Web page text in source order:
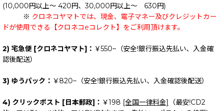
(10,000円以上～ 420円、30,000円以上～ 630円)
※ クロネコヤマトでは、現金、電子マネー及びクレジットカー
ドが使用できる【クロネコeコレクト】をご利用頂けます。
2) 宅急便 [クロネコヤマト]： ￥550~（安全!銀行振込先払い、入金確
認後配送）
3) ゆうパック： ￥820~（安全!銀行振込先払い、入金確認後配送）
4) クリックポスト [日本郵政]： ￥198 [全国一律料金]
（最安!CD2